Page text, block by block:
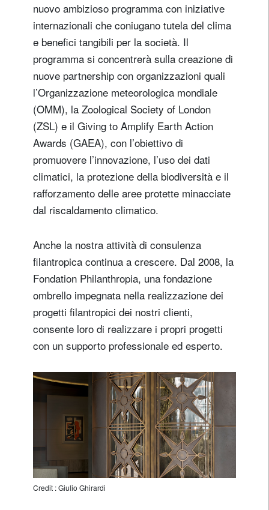
nuovo ambizioso programma con iniziative
internazionali che coniugano tutela del clima
e benefici tangibili per la società. Il
programma si concentrerà sulla creazione di
nuove partnership con organizzazioni quali
l’Organizzazione meteorologica mondiale
(OMM), la Zoological Society of London
(ZSL) e il Giving to Amplify Earth Action
Awards (GAEA), con l’obiettivo di
promuovere l’innovazione, l’uso dei dati
climatici, la protezione della biodiversità e il
rafforzamento delle aree protette minacciate
dal riscaldamento climatico.
Anche la nostra attività di consulenza
filantropica continua a crescere. Dal 2008, la
Fondation Philanthropia, una fondazione
ombrello impegnata nella realizzazione dei
progetti filantropici dei nostri clienti,
consente loro di realizzare i propri progetti
con un supporto professionale ed esperto.
Credit : Giulio Ghirardi